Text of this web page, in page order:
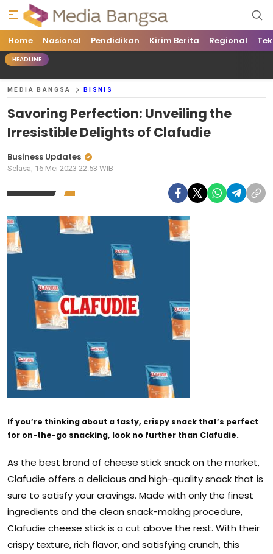
Media Bangsa
Portal Berita Nasional Terpercaya
Home Nasional Pendidikan Kirim Berita Regional
HEADLINE
MEDIA BANGSA BISNIS
Savoring Perfection: Unveiling the
Irresistible Delights of Clafudie
Business Updates
Selasa, 16 Mei 2023 22:53 WIB
If you’re thinking about a tasty, crispy snack that’s perfect
for on-the-go snacking, look no further than Clafudie.
As the best brand of cheese stick snack on the market,
Clafudie offers a delicious and high-quality snack that is
sure to satisfy your cravings. Made with only the finest
ingredients and the clean snack-making procedure,
Clafudie cheese stick is a cut above the rest. With their
crispy texture, rich flavor, and satisfying crunch, this